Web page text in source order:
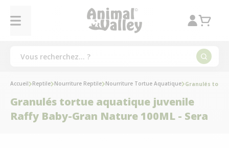
Accueil Reptile Nourriture Reptile Nourriture Tortue Aquatique Granulés
Granulés tortue aquatique juvenile
Raffy Baby-Gran Nature 100ML - Sera